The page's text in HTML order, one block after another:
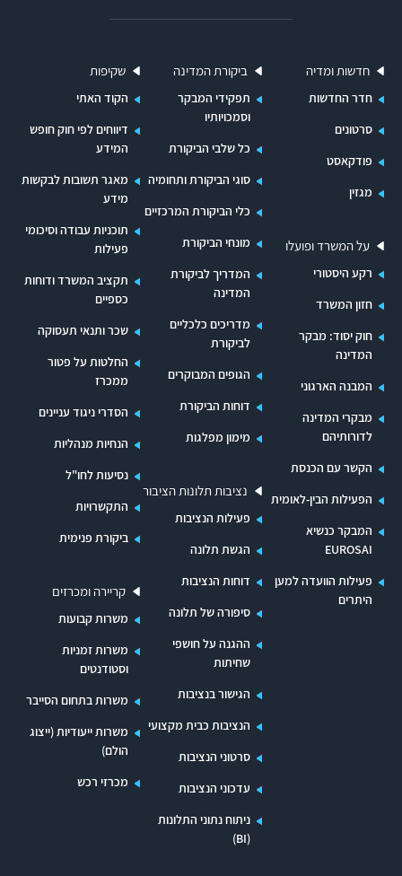
חדשות ומדיה
חדר החדשות
סרטונים
פודקאסט
מגזין
על המשרד ופועלו
רקע היסטורי
חזון המשרד
חוק יסוד: מבקר
המדינה
המבנה הארגוני
מבקרי המדינה
לדורותיהם
הקשר עם הכנסת
הפעילות הבין-לאומית
המבקר כנשיא
EUROSAI
פעילות הוועדה למען
היתרים
ביקורת המדינה
תפקידי המבקר
וסמכויותיו
כל שלבי הביקורת
סוגי הביקורת ותחומיה
כלי הביקורת המרכזיים
מונחי הביקורת
המדריך לביקורת
המדינה
מדריכים כלכליים
לביקורת
הגופים המבוקרים
דוחות הביקורת
מימון מפלגות
נציבות תלונות הציבור
פעילות הנציבות
הגשת תלונה
דוחות הנציבות
סיפורה של תלונה
ההגנה על חושפי
שחיתות
הגישור בנציבות
הנציבות כבית מקצועי
סרטוני הנציבות
עדכוני הנציבות
ניתוח נתוני התלונות
(BI)
שקיפות
הקוד האתי
דיווחים לפי חוק חופש
המידע
מאגר תשובות לבקשות
מידע
תוכניות עבודה וסיכומי
פעילות
תקציב המשרד ודוחות
כספיים
שכר ותנאי תעסוקה
החלטות על פטור
ממכרז
הסדרי ניגוד עניינים
הנחיות מנהליות
נסיעות לחו"ל
התקשרויות
ביקורת פנימית
קריירה ומכרזים
משרות קבועות
משרות זמניות
וסטודנטים
משרות בתחום הסייבר
משרות ייעודיות (ייצוג
הולם)
מכרזי רכש